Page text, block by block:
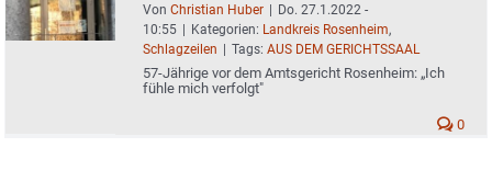
Von Christian Huber | Do. 27.1.2022 -
10:55 | Kategorien: Landkreis Rosenheim,
Schlagzeilen | Tags: AUS DEM GERICHTSSAAL
57-Jährige vor dem Amtsgericht Rosenheim: „Ich
fühle mich verfolgt"
0